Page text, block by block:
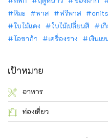
หิมะ
พาส ฟรีพาส
ใบไม้แดง
ใบไม้เปลี่ยนสี เ
โอซาก้า
เครื่องราง เงินเย
เป้าหมาย
อาหาร
ท่องเที่ยว